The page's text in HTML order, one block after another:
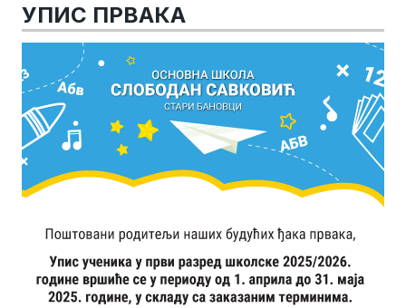
УПИС ПРВАКА